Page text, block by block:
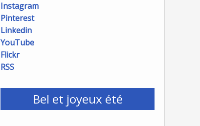
Instagram
Pinterest
Linkedin
YouTube
Flickr
RSS
Bel et joyeux été